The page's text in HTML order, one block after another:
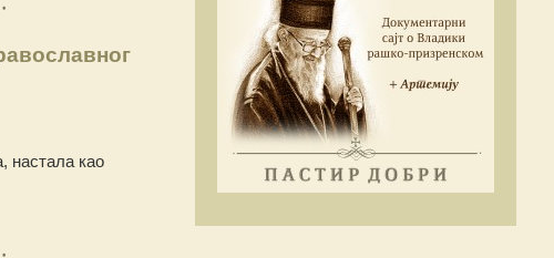
настала као